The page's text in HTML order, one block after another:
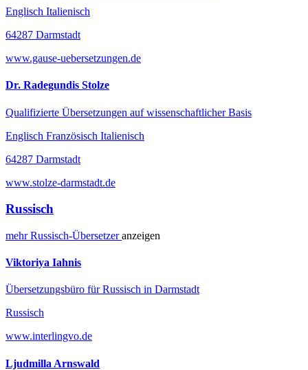
Englisch Italienisch
64287 Darmstadt
www.gause-uebersetzungen.de
Dr. Radegundis Stolze
Qualifizierte Übersetzungen auf wissenschaftlicher Basis
Englisch Französisch Italienisch
64287 Darmstadt
www.stolze-darmstadt.de
Russisch
mehrRussisch-Übersetzeranzeigen
Viktoriya Iahnis
Übersetzungsbüro für Russisch in Darmstadt
Russisch
www.interlingvo.de
Ljudmilla Arnswald